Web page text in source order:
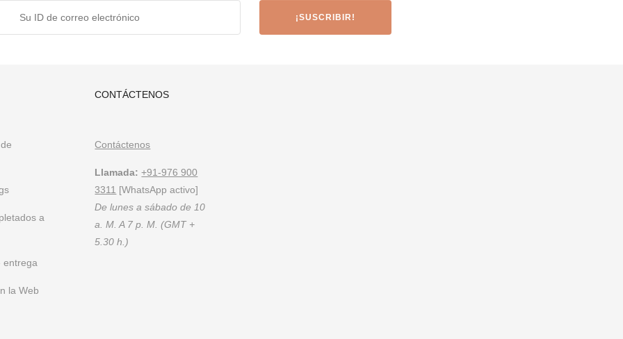
a
entrega
la Web
CONTÁCTENOS
Contáctenos
Llamada: +91-976 900
3311 [WhatsApp activo]
De lunes a sábado de 10
a. M. A 7 p. M. (GMT +
5.30 h.)